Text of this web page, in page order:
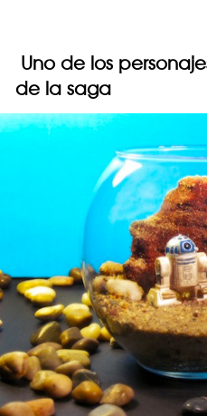
Uno de los
de la saga